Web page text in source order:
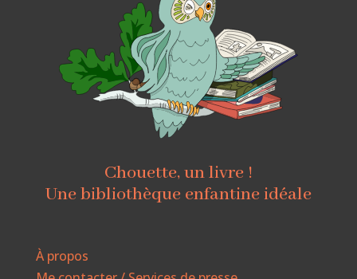
Chouette, un livre !
Une bibliothèque enfantine idéale
À propos